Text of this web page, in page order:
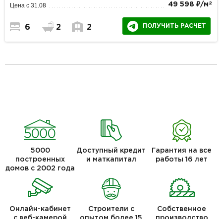
Цена с 31.08 49 598 ₽/м 2
6 2 2 ПОЛУЧИТЬ РАСЧЕТ
5000
построенных
домов с 2002 года
Доступный кредит
и маткапитал
Гарантия на все
работы 16 лет
Онлайн-кабинет
Строители с
Собственное